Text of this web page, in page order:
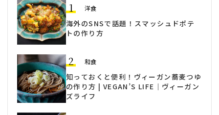
1 洋食
海外のSNSで話題！スマッシュドポテ
トの作り方
2 和食
知っておくと便利！ヴィーガン蕎麦つゆ
の作り方 | VEGAN’S LIFE｜ヴィーガン
ズライフ